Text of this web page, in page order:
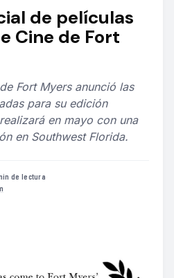
de películas
Cine de Fort
Fort Myers anunció las
para su edición
en mayo con una
en Southwest Florida.
de lectura·